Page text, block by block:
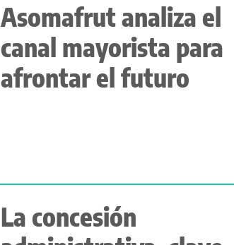
Asomafrut analiza el
canal mayorista para
afrontar el futuro
La concesión